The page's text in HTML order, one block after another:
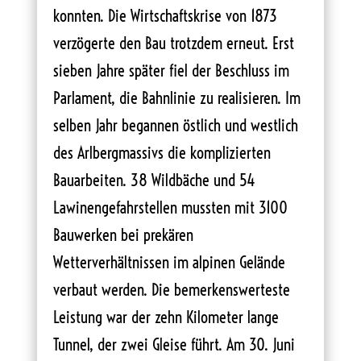
konnten. Die Wirtschaftskrise von 1873
verzögerte den Bau trotzdem erneut. Erst
sieben Jahre später fiel der Beschluss im
Parlament, die Bahnlinie zu realisieren. Im
selben Jahr begannen östlich und westlich
des Arlbergmassivs die komplizierten
Bauarbeiten. 38 Wildbäche und 54
Lawinengefahrstellen mussten mit 3100
Bauwerken bei prekären
Wetterverhältnissen im alpinen Gelände
verbaut werden. Die bemerkenswerteste
Leistung war der zehn Kilometer lange
Tunnel, der zwei Gleise führt. Am 30. Juni